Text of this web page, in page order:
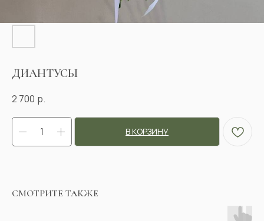
ДИАНТУСЫ
2 700 р.
В КОРЗИНУ
СМОТРИТЕ ТАКЖЕ